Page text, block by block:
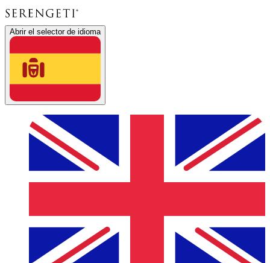
Abrir el selector de idioma